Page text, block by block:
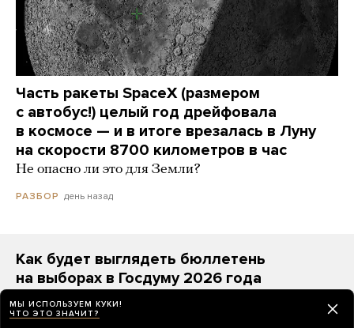
Часть ракеты SpaceX (размером
с автобус!) целый год дрейфовала
в космосе — и в итоге врезалась в Луну
на скорости 8700 километров в час
Не опасно ли это для Земли?
РАЗБОР день назад
Как будет выглядеть бюллетень
на выборах в Госдуму 2026 года
На первом месте — «Единая Россия», а за ней —
«Яблоко» (с лозунгом «За мир и свободу»)
МЫ ИСПОЛЬЗУЕМ КУКИ!
ЧТО ЭТО ЗНАЧИТ?